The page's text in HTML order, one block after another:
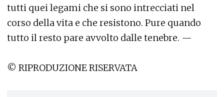
tutti quei legami che si sono intrecciati nel
corso della vita e che resistono. Pure quando
tutto il resto pare avvolto dalle tenebre. —
© RIPRODUZIONE RISERVATA